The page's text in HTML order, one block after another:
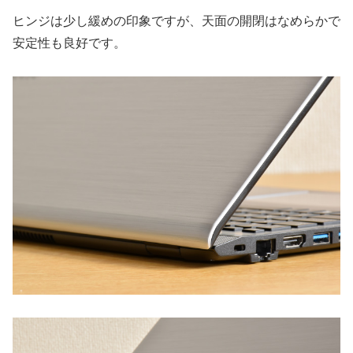
ヒンジは少し緩めの印象ですが、天面の開閉はなめらかで
安定性も良好です。